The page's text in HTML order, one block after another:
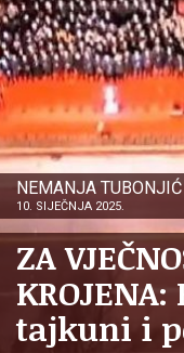
NEMANJA TUBONJIĆ
10. SIJEČNJA 2025.
ZA
tajkuni i